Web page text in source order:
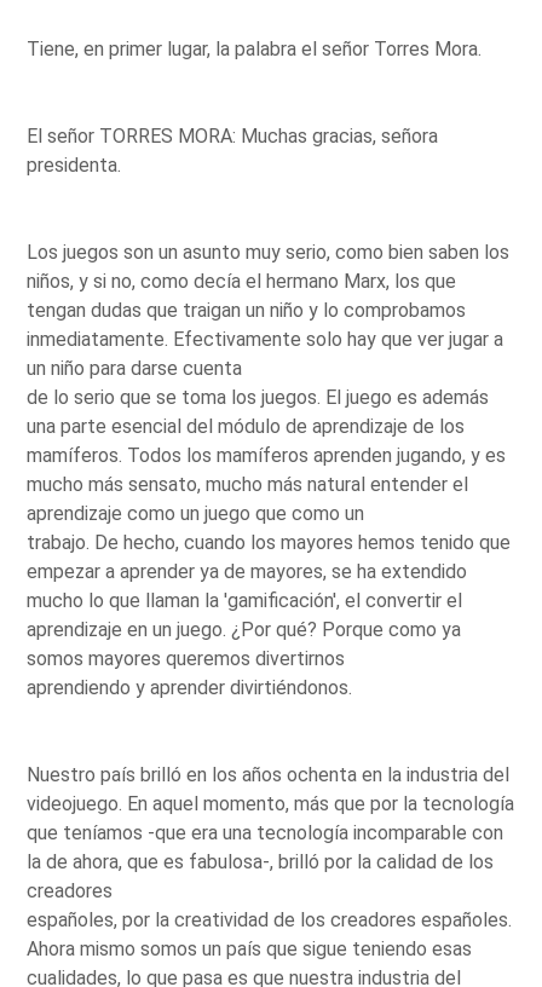
Tiene, en primer lugar, la palabra el señor Torres Mora.
El señor TORRES MORA: Muchas gracias, señora
presidenta.
Los juegos son un asunto muy serio, como bien saben los
niños, y si no, como decía el hermano Marx, los que
tengan dudas que traigan un niño y lo comprobamos
inmediatamente. Efectivamente solo hay que ver jugar a
un niño para darse cuenta
de lo serio que se toma los juegos. El juego es además
una parte esencial del módulo de aprendizaje de los
mamíferos. Todos los mamíferos aprenden jugando, y es
mucho más sensato, mucho más natural entender el
aprendizaje como un juego que como un
trabajo. De hecho, cuando los mayores hemos tenido que
empezar a aprender ya de mayores, se ha extendido
mucho lo que llaman la 'gamificación', el convertir el
aprendizaje en un juego. ¿Por qué? Porque como ya
somos mayores queremos divertirnos
aprendiendo y aprender divirtiéndonos.
Nuestro país brilló en los años ochenta en la industria del
videojuego. En aquel momento, más que por la tecnología
que teníamos -que era una tecnología incomparable con
la de ahora, que es fabulosa-, brilló por la calidad de los
creadores
españoles, por la creatividad de los creadores españoles.
Ahora mismo somos un país que sigue teniendo esas
cualidades, lo que pasa es que nuestra industria del